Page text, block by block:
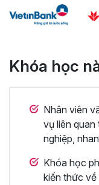
Khóa học
Nhân viên
vụ liên
nghiệp,
Khóa học
kiến thức